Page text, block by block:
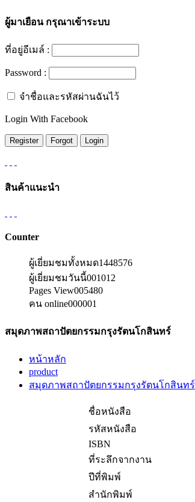
ผู้มาเยือนกรุณาเข้าระบบ
ที่อยู่อีเมล์ :
Password :
จำชื่อและรหัสผ่านฉันไว้
Login With Facebook
สินค้าแนะนำ
Counter
ผู้เยี่ยมชมทั้งหมด1448576
ผู้เยี่ยมชมวันนี้001012
Pages View005480
คน online000001
สมุดภาพสถาปัตยกรรมกรุงรัตนโกสินทร์
หน้าหลัก
product
สมุดภาพสถาปัตยกรรมกรุงรัตนโกสินทร์
ชื่อหนังสือ
รหัสหนังสือ
ISBN
ที่ระลึกจากงาน
ปีที่พิมพ์
สำนักพิมพ์